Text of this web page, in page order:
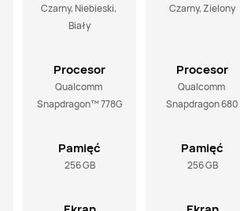
Czarny, Niebieski,
Biały
Procesor
Qualcomm
Snapdragon™ 778G
Pamięć
256 GB
Czarny, Zielony
Procesor
Qualcomm
Snapdragon 680
Pamięć
256 GB